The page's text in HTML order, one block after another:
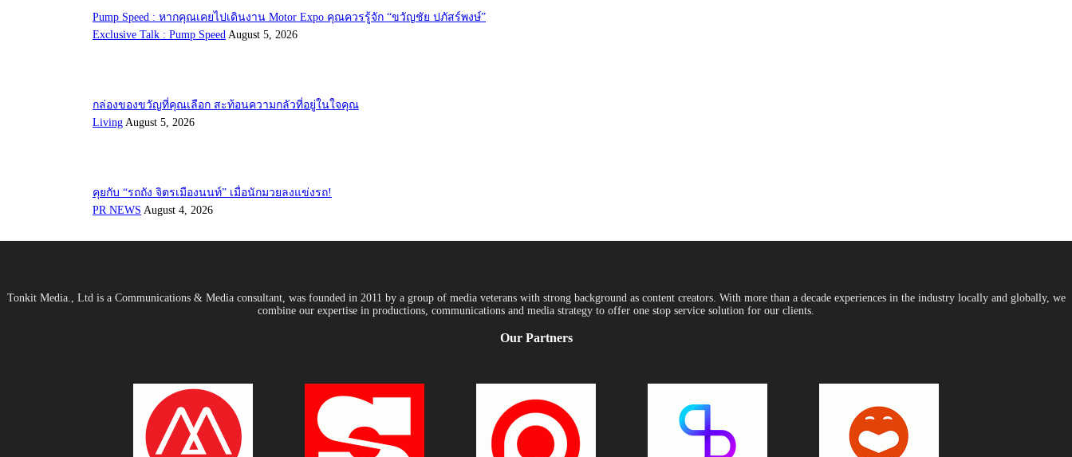
Pump Speed : หากคุณเคยไปเดินงาน Motor Expo คุณควรรู้จัก “ขวัญชัย ปภัสร์พงษ์”
Exclusive Talk : Pump Speed August 5, 2026
กล่องของขวัญที่คุณเลือก สะท้อนความกลัวที่อยู่ในใจคุณ
Living August 5, 2026
คุยกับ “รถถัง จิตรเมืองนนท์” เมื่อนักมวยลงแข่งรถ!
PR NEWS August 4, 2026
Tonkit Media., Ltd is a Communications & Media consultant, was founded in 2011 by a group of media veterans with strong background as content creators. With more than a decade experiences in the industry locally and globally, we
combine our expertise in productions, communications and media strategy to offer one stop service solution for our clients.
Our Partners